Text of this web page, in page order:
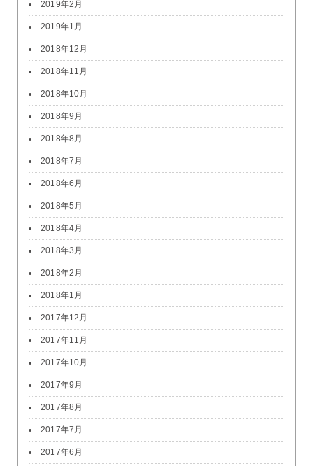
2019年2月
2019年1月
2018年12月
2018年11月
2018年10月
2018年9月
2018年8月
2018年7月
2018年6月
2018年5月
2018年4月
2018年3月
2018年2月
2018年1月
2017年12月
2017年11月
2017年10月
2017年9月
2017年8月
2017年7月
2017年6月